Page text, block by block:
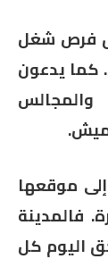
فرص شغل
كما يدعون
موقعها
فالمدينة
اليوم كل